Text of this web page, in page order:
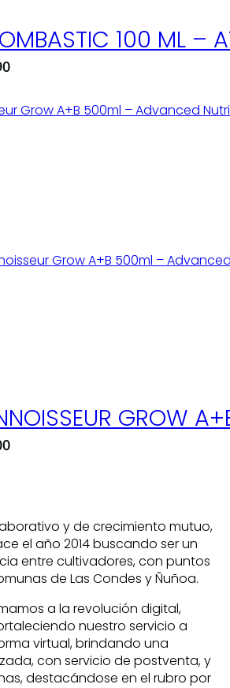
100 ML –
GROW
y de crecimiento mutuo,
el año 2014 buscando ser un
entre cultivadores, con puntos
de Las Condes y Ñuñoa.
a la revolución digital,
nuestro servicio a
virtual, brindando una
con servicio de postventa, y
destacándose en el rubro por